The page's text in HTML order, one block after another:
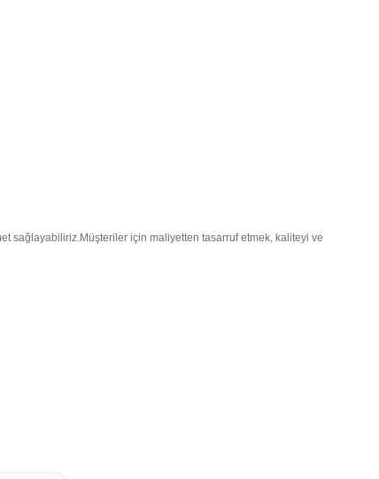
sağlayabiliriz.Müşteriler için maliyetten tasarruf etmek, kaliteyi ve